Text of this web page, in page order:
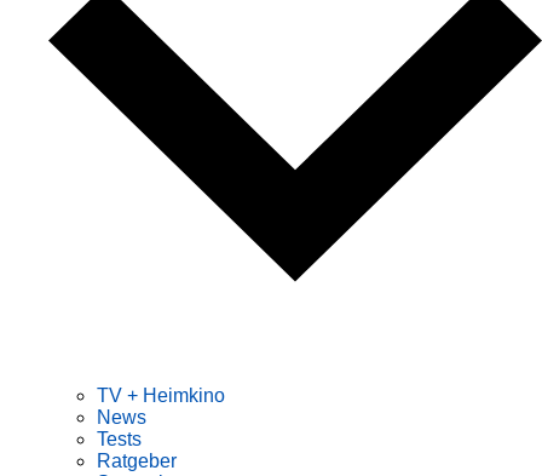
TV + Heimkino
News
Tests
Ratgeber